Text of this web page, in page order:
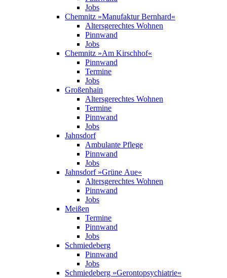
Jobs
Chemnitz »Manufaktur Bernhard«
Altersgerechtes Wohnen
Pinnwand
Jobs
Chemnitz »Am Kirschhof«
Pinnwand
Termine
Jobs
Großenhain
Altersgerechtes Wohnen
Termine
Pinnwand
Jobs
Jahnsdorf
Ambulante Pflege
Pinnwand
Jobs
Jahnsdorf »Grüne Aue«
Altersgerechtes Wohnen
Pinnwand
Jobs
Meißen
Termine
Pinnwand
Jobs
Schmiedeberg
Pinnwand
Jobs
Schmiedeberg »Geronto­psychiatrie«